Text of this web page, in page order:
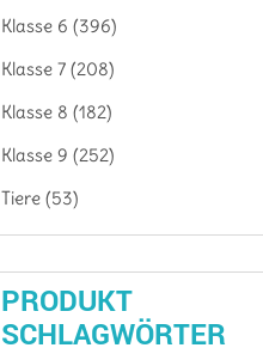
Klasse 6 (396)
Klasse 7 (208)
Klasse 8 (182)
Klasse 9 (252)
Tiere (53)
PRODUKT
SCHLAGWÖRTER